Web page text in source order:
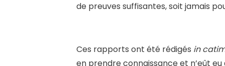
de preuves suffisantes, soit jamais
Ces rapports ont été rédigés in
en prendre connaissance et n’eût